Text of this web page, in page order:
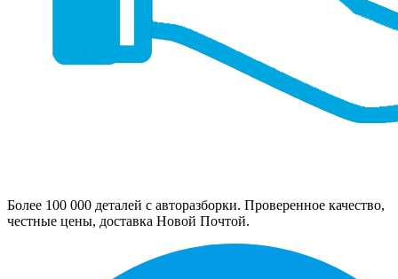
Более 100 000 деталей с авторазборки. Проверенное качество,
честные цены, доставка Новой Почтой.